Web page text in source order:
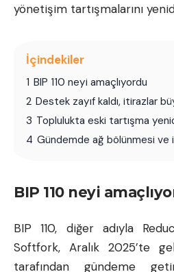
yönetişim tartışmalarını
İçindekiler
1 BIP 110 neyi amaçlıyordu
2 Destek zayıf kaldı, itirazlar
3 Toplulukta eski tartışma
4 Gündemde ağ bölünmesi ve
BIP 110 neyi
BIP 110, diğer adıyla
Softfork, Aralık 2025’te
tarafından gündeme